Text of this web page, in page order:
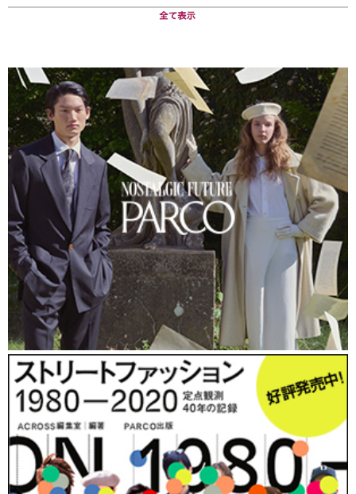
年代やジャンルにこだわらず幅広い古着を扱う。また、古着の他に若手のハ
ンドメイドブランドも取り扱う。
定点観測のインタビューでもお気に入りショップとして
たびたび名前が挙がっている、高円寺の人気古着店
CULTPARTY（カルトパーティー）。昨年12月末に閉店
した同店が、名前を「The Virgin Mary（ザ バージンメリ
ー）」
に改め、2010年3月28日、渋谷キャットストリート
に移転リニューアルオープンした。 オーナーは田村安
理（たむらあり）さん。
田村さんは、バラエティタレントを目指して上京し、20
代前半から、芸能活動やバンド活動などの自己表現活動
と並行して高円寺の古着店でアルバイトをしていた。両
立が困難になり洋服の道を選んだが、体調を崩してブラ
ンクが約2年間続き、人生にも思い悩み始めた時に、友人
がオーナーを務めていた高円寺の古着店
「ラグドロッパ
ー」
が閉店することを知り、自分がその物件に呼ばれて
いるような運命的な出合いを感じ、空いた物件に06年
に、CULTPARTY（カルトパーティー）をオープン。大